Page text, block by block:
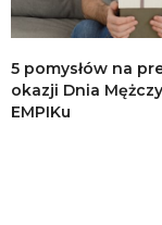
5 pomysłów na
okazji Dnia
EMPIKu